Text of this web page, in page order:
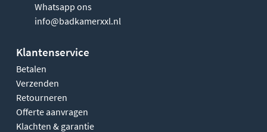
Whatsapp ons
info@badkamerxxl.nl
Klantenservice
Betalen
Verzenden
Retourneren
Offerte aanvragen
Klachten & garantie